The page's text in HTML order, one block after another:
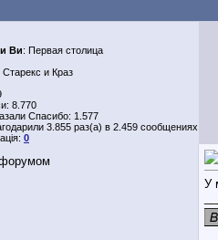
Ви: Первая столица
Старекс и Краз
8.770
Спасибо: 1.577
3.855 раз(а) в 2.459 сообщениях
0
У